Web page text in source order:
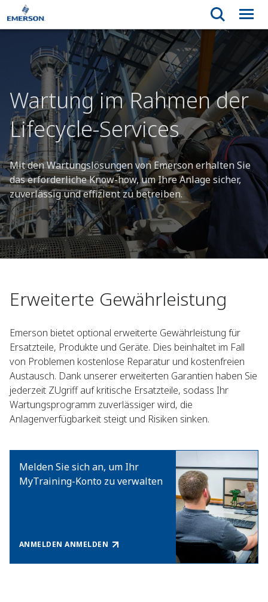
Wartung im Rahmen der
Lifecycle-Services
Mit den Wartungslösungen von Emerson erhalten Sie
das erforderliche Know-how, um Ihre Anlage sicher,
zuverlässig und effizient zu betreiben.
Erweiterte Gewährleistung
Emerson bietet optional erweiterte Gewährleistung für
Ersatzteile, Produkte und Geräte. Dies beinhaltet im Fall
von Problemen kostenlose Reparatur und kostenfreien
Austausch. Dank unserer erweiterten Garantien haben Sie
jederzeit ZUgriff auf kritische Ersatzteile, sodass Ihr
Wartungsprogramm zuverlässiger wird, die
Anlagenverfügbarkeit steigt und Risiken sinken.
Melden Sie sich an, um Ihr
MyTraining-Konto zu verwalten
ANMELDEN ANMELDEN